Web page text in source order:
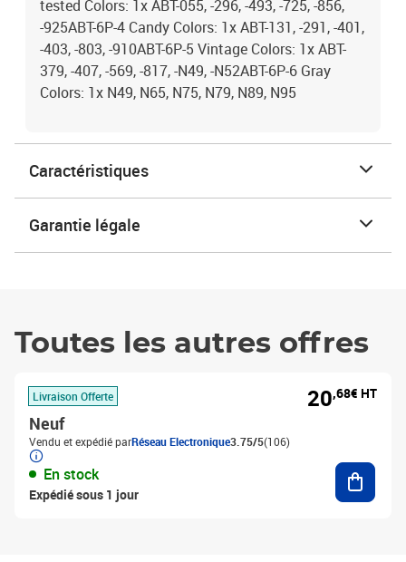
tested Colors: 1x ABT-055, -296, -493, -725, -856,
-925ABT-6P-4 Candy Colors: 1x ABT-131, -291, -401,
-403, -803, -910ABT-6P-5 Vintage Colors: 1x ABT-
379, -407, -569, -817, -N49, -N52ABT-6P-6 Gray
Colors: 1x N49, N65, N75, N79, N89, N95
Caractéristiques
Garantie légale
Toutes les autres offres
Livraison Offerte
Neuf
Vendu et expédié parRéseau Electronique3.75/5(106)
En stock
Expédié sous 1 jour
20,68€ HT